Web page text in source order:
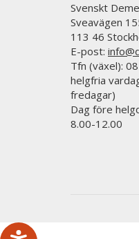
Svenskt
Sveavägen
113 46
E-post:
Tfn (växel):
helgfria
fredagar)
Dag före
8.00-12.00